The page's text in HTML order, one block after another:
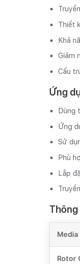
Thiết
Khả
Giảm
Cấu
Ứng
Dùng
Ứng
Sử
Phù
Lắp
Media
Rotor